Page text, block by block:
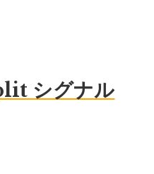
シグナル